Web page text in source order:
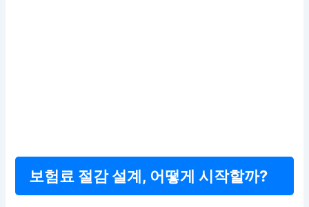
보험료 절감 설계, 어떻게 시작할까?